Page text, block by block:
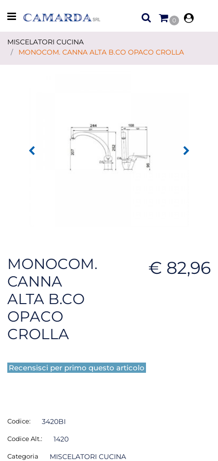
Open menu
0
MISCELATORI CUCINA
MONOCOM. CANNA ALTA B.CO OPACO CROLLA
MONOCOM.
CANNA
ALTA B.CO
OPACO
CROLLA
€ 82,96
Recensisci per primo questo articolo
Codice: 3420BI
Codice Alt.: 1420
Categoria MISCELATORI CUCINA